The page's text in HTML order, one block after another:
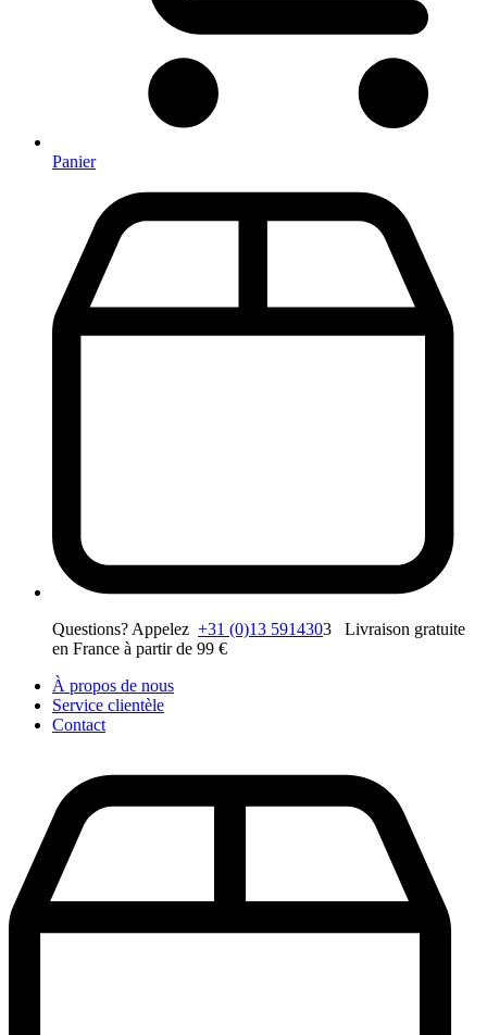
Panier
Questions? Appelez +31 (0)13 5914303 Livraison gratuite
en France à partir de 99 €
À propos de nous
Service clientèle
Contact